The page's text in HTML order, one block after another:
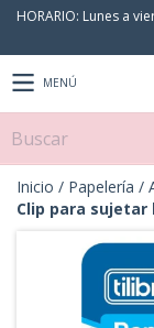
HORARIO: Lunes a
MENÚ
Inicio / Papelería /
Clip para